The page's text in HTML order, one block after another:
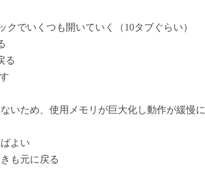
でいくつも開いていく（10タブぐらい）
る
いため、使用メモリが巨大化し動作が緩慢に
よい
も元に戻る